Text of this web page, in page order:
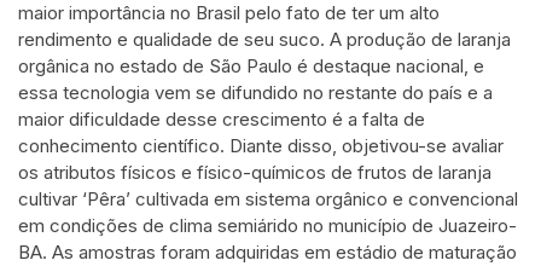
maior importância no Brasil pelo fato de ter um alto
rendimento e qualidade de seu suco. A produção de laranja
orgânica no estado de São Paulo é destaque nacional, e
essa tecnologia vem se difundido no restante do país e a
maior dificuldade desse crescimento é a falta de
conhecimento científico. Diante disso, objetivou-se avaliar
os atributos físicos e físico-químicos de frutos de laranja
cultivar ‘Pêra’ cultivada em sistema orgânico e convencional
em condições de clima semiárido no município de Juazeiro-
BA. As amostras foram adquiridas em estádio de maturação